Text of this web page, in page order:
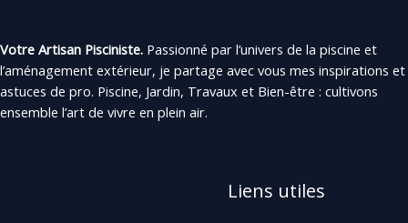
Votre Artisan Pisciniste. Passionné par l’univers de la piscine et
l’aménagement extérieur, je partage avec vous mes inspirations et
astuces de pro. Piscine, Jardin, Travaux et Bien-être : cultivons
ensemble l’art de vivre en plein air.
Liens utiles